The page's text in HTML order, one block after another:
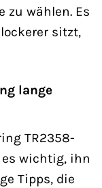
zu wählen. Es
sitzt,
lange
TR2358-
es wichtig, ihn
Tipps, die